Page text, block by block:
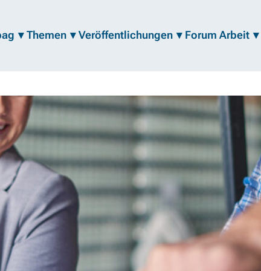
Themen Veröffentlichungen Forum Arbeit